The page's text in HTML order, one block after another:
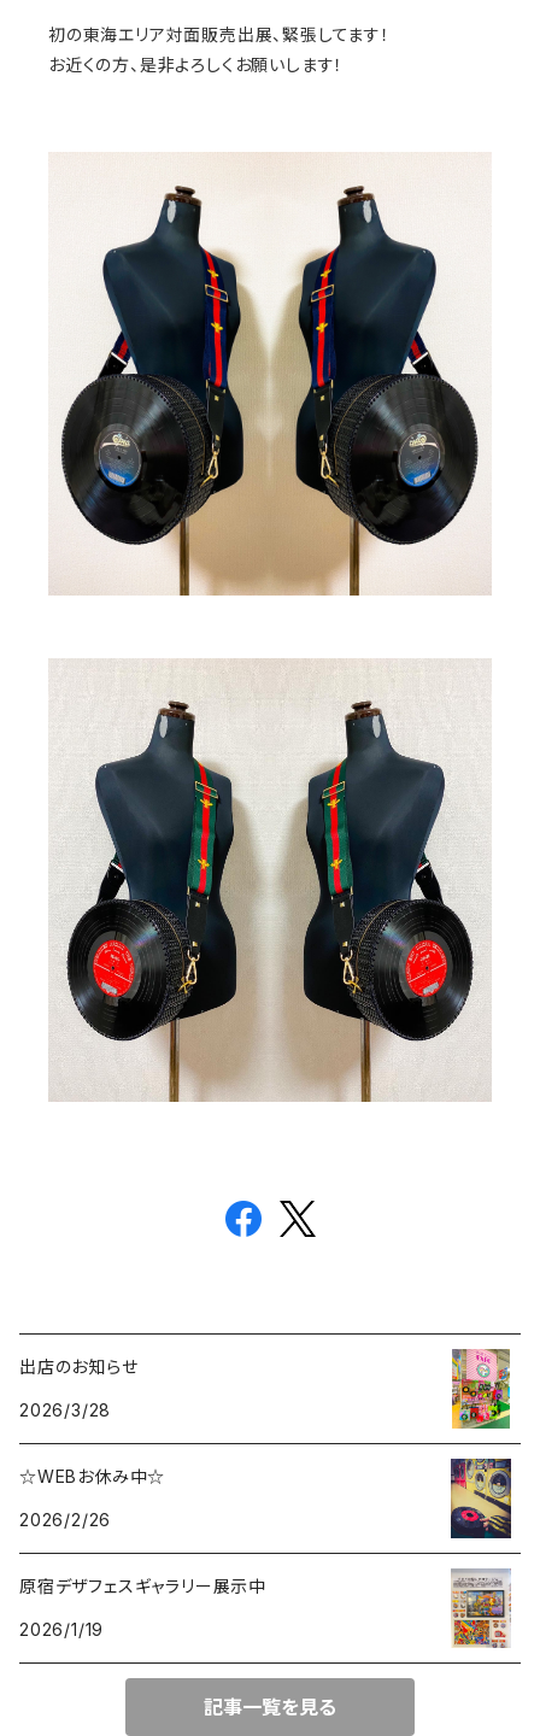
初の東海エリア対面販売出展、緊張してます！
お近くの方、是非よろしくお願いします！
出店のお知らせ
2026/3/28
☆WEBお休み中☆
2026/2/26
原宿デザフェスギャラリー展示中
2026/1/19
記事一覧を見る